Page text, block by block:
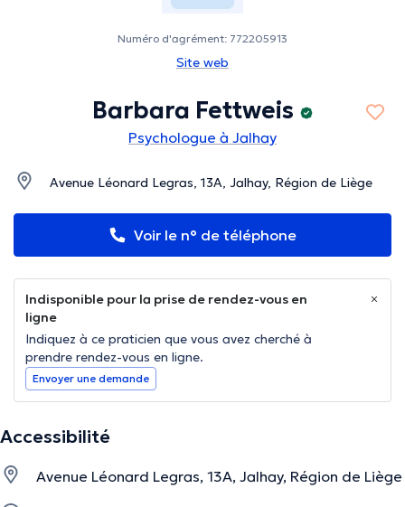
Numéro d'agrément: 772205913
Site web
Barbara Fettweis
Psychologue à Jalhay
Avenue Léonard Legras, 13A, Jalhay, Région de Liège
Voir le n° de téléphone
Indisponible pour la prise de rendez-vous en
ligne
Indiquez à ce praticien que vous avez cherché à
prendre rendez-vous en ligne.
Envoyer une demande
Accessibilité
Avenue Léonard Legras, 13A, Jalhay, Région de Liège